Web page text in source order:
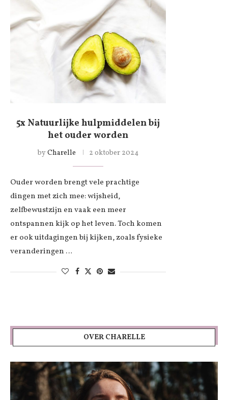
5x Natuurlijke hulpmiddelen bij
het ouder worden
byCharelle 2 oktober 2024
Ouder worden brengt vele prachtige
dingen met zich mee: wijsheid,
zelfbewustzijn en vaak een meer
ontspannen kijk op het leven. Toch komen
er ook uitdagingen bij kijken, zoals fysieke
veranderingen …
OVER CHARELLE